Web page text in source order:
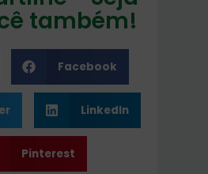
também!
Facebook
LinkedIn
Pinterest